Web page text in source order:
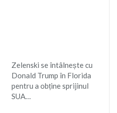
Zelenski se întâlnește cu
Donald Trump în Florida
pentru a obține sprijinul
SUA…